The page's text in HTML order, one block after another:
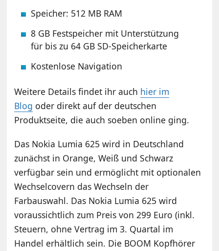
Speicher: 512 MB RAM
8 GB Festspeicher mit Unterstützung
für bis zu 64 GB SD-Speicherkarte
Kostenlose Navigation
Weitere Details findet ihr auch hier im
Blog oder direkt auf der deutschen
Produktseite, die auch soeben online ging.
Das Nokia Lumia 625 wird in Deutschland
zunächst in Orange, Weiß und Schwarz
verfügbar sein und ermöglicht mit optionalen
Wechselcovern das Wechseln der
Farbauswahl. Das Nokia Lumia 625 wird
voraussichtlich zum Preis von 299 Euro (inkl.
Steuern, ohne Vertrag im 3. Quartal im
Handel erhältlich sein. Die BOOM Kopfhörer